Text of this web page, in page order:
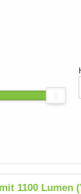
1100 Lumen